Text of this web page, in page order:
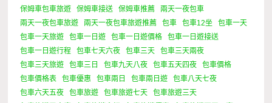
保姆車包車旅遊
保姆車接送 保姆車推薦
兩天一夜包車
兩天一夜包車旅遊
兩天一夜包車旅遊推薦 包車 包車12坐
包車一天
包車一天旅遊
包車一日遊 包車一日遊價格
包車一日遊接送
包車一日遊行程
包車七天六夜 包車三天
包車三天兩夜
包車三天旅遊
包車三日 包車九天八夜 包車五天四夜
包車價格
包車價格表
包車優惠 包車兩日 包車兩日遊
包車八天七夜
包車六天五夜
包車旅遊 包車旅遊七天
包車旅遊三天